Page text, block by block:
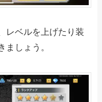
レベルを上げたり装
ましょう。